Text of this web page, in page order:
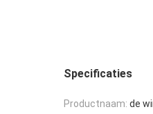
Specificaties
Productnaam: de